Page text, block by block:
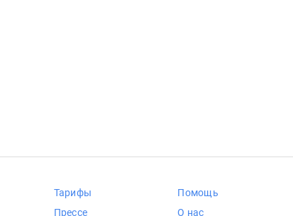
Тарифы
Прессе
Помощь
О нас